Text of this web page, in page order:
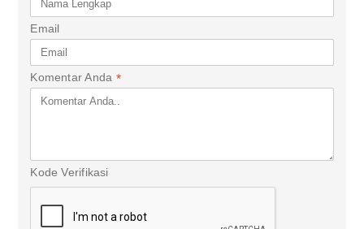
Email
Komentar Anda *
Kode Verifikasi